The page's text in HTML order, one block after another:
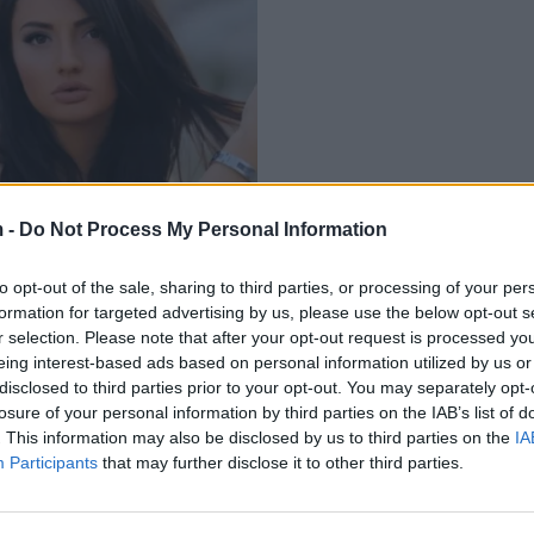
- Do Not Process My Personal Information
opt-out of the sale, sharing to third parties, or processing of your
for targeted advertising by us, please use the below opt-out
selection. Please note that after your opt-out request is processed
interest-based ads based on personal information utilized by us
to third parties prior to your opt-out. You may separately
of your personal information by third parties on the IAB’s list of
This information may also be disclosed by us to third parties on the
Participants that may further disclose it to other third parties.
ëmës: Nuk arrite ta
2023